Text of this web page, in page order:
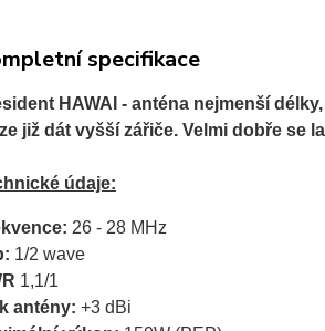
specifikace
HAWAI - anténa nejmenší
již dát vyšší zářiče. Velmi dobře se
údaje:
26 - 28 MHz
1/2 wave
1,1/1
antény: +3 dBi